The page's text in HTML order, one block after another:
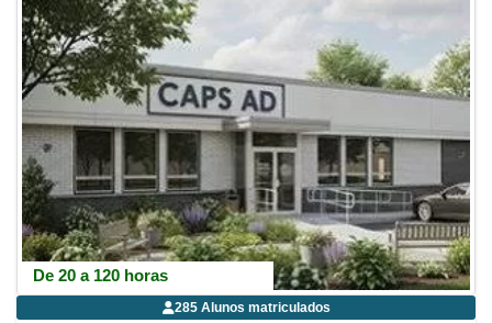
De 20 a 120 horas
285 Alunos matriculados